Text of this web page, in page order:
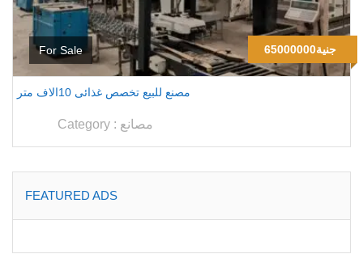
For Sale 65000000جنية
مصنع للبيع تخصص غذائى 10الاف متر
Category : مصانع
FEATURED ADS